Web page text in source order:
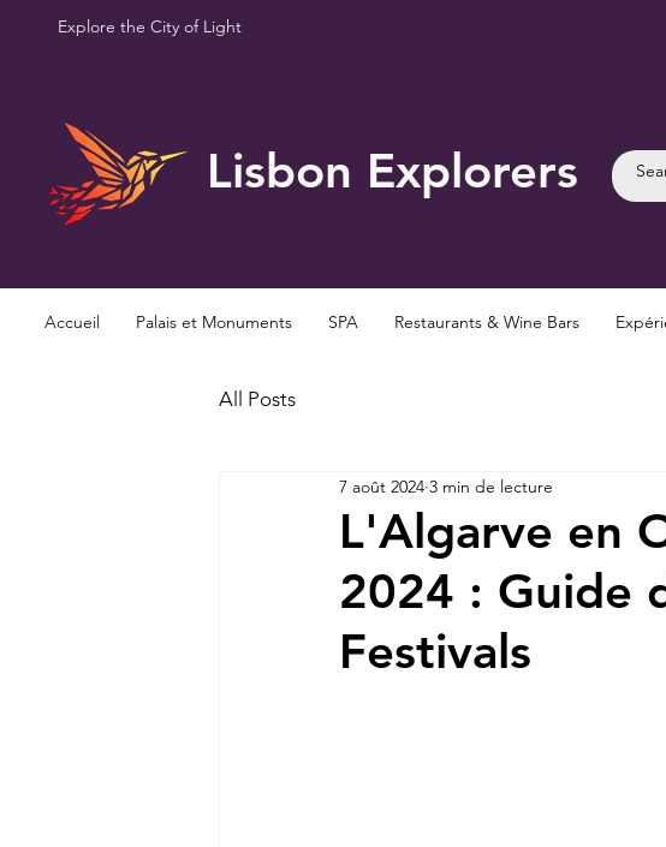
Explore the City of Light
Lisbon Explorers
Accueil Palais et Monuments SPA Restaurants & Wine Bars
All Posts
L'Algarve en
2024 : Guide
Festivals
7 août 2024 3 min de lecture